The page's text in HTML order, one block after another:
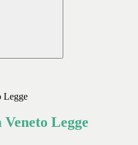
Legge
Legge